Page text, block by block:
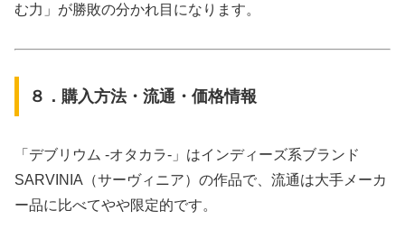
む力」が勝敗の分かれ目になります。
８．購入方法・流通・価格情報
「デブリウム ‐オタカラ‐」はインディーズ系ブランド
SARVINIA（サーヴィニア）の作品で、流通は大手メーカ
ー品に比べてやや限定的です。